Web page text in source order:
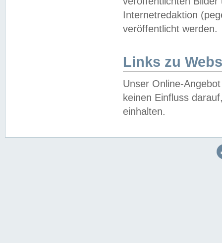
Internetredaktion
veröffentlicht werden.
Links zu
Unser Online-
keinen Einfluss
einhalten.